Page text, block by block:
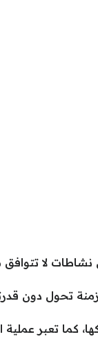
نشاطات لا
تحول دون
كما تعبر عملية